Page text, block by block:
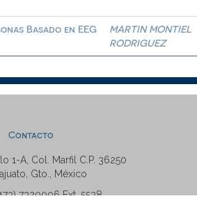
Basado en EEG
MARTIN MONTIEL
RODRIGUEZ
Contacto
1-A, Col. Marfil C.P. 36250
Gto., México
7320006 Ext. 5538